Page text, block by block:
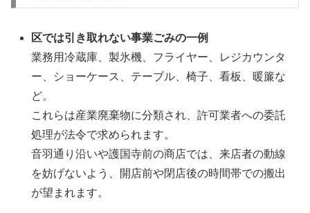
区では引き取れない事業ごみの一例
業務用冷蔵庫、製氷機、フライヤー、レジカウンタ
ー、ショーケース、テーブル、椅子、看板、暖簾な
ど。
これらは産業廃棄物に分類され、許可業者への委託
処理が法令で求められます。
音羽通り沿いや護国寺前の商店では、来店者の動線
を妨げないよう、開店前や閉店後の時間帯での搬出
が望まれます。